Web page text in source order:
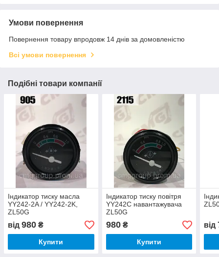
Умови повернення
Повернення товару впродовж 14 днів за домовленістю
Всі умови повернення
Подібні товари компанії
Індикатор тиску масла
YY242-2A / YY242-2K,
ZL50G
від 980 ₴
Купити
Індикатор тиску повітря
YY242C навантажувача
ZL50G
980₴
Купити
від